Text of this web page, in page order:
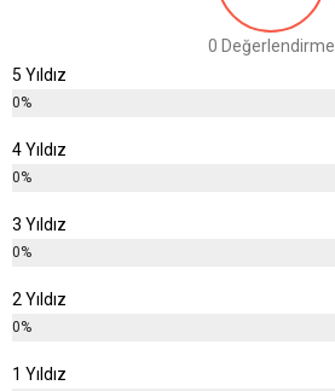
0 Değerlendirme
5 Yıldız
0%
4 Yıldız
0%
3 Yıldız
0%
2 Yıldız
0%
1 Yıldız